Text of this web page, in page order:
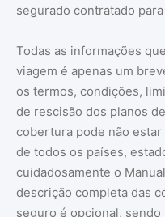
segurado contratado
Todas as informações
viagem é apenas um
os termos, condições,
de rescisão dos planos
cobertura pode não
de todos os países,
cuidadosamente o
descrição completa das
seguro é opcional,